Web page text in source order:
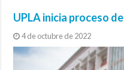
UPLA inicia proceso
4 de octubre de 2022